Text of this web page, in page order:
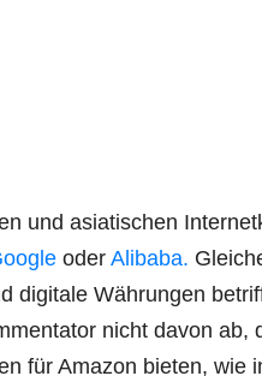
und asia­ti­schen
oder Ali­baba.
digi­ta­le Wäh­run­gen
nicht davon ab,
für Ama­zon bie­ten, wie